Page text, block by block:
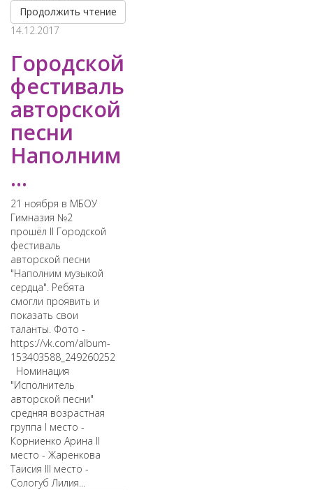
Продолжить чтение
14.12.2017
Городской
фестиваль
авторской
песни
Наполним
...
21 ноября в МБОУ
Гимназия №2
прошёл II Городской
фестиваль
авторской песни
"Наполним музыкой
сердца". Ребята
смогли проявить и
показать свои
таланты. Фото -
https://vk.com/album-
153403588_249260252
Номинация
"Исполнитель
авторской песни"
средняя возрастная
группа I место -
Корниенко Арина II
место - Жаренкова
Таисия III место -
Сологуб Лилия...